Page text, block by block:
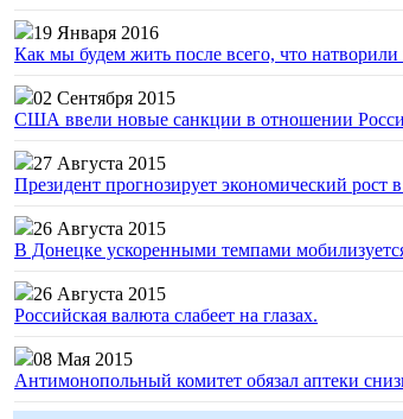
19 Января 2016
Как мы будем жить после всего, что
02 Сентября 2015
США ввели новые санкции в отношении
27 Августа 2015
Президент прогнозирует экономический
26 Августа 2015
В Донецке ускоренными темпами
26 Августа 2015
Российская валюта слабеет на глазах.
08 Мая 2015
Антимонопольный комитет обязал аптеки